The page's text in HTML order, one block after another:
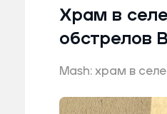
Новый
Храм в
обстрелов
Mash: храм в